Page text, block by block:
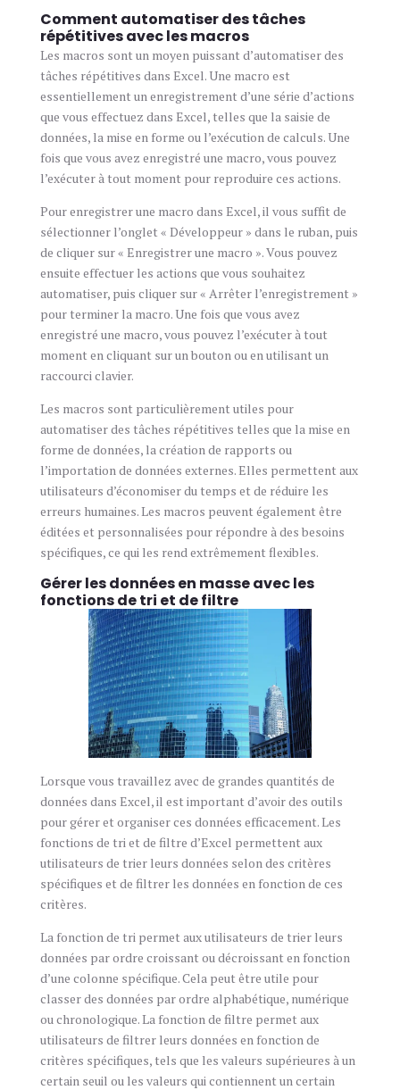
Comment automatiser des tâches
répétitives avec les macros
Les macros sont un moyen puissant d’automatiser des
tâches répétitives dans Excel. Une macro est
essentiellement un enregistrement d’une série d’actions
que vous effectuez dans Excel, telles que la saisie de
données, la mise en forme ou l’exécution de calculs. Une
fois que vous avez enregistré une macro, vous pouvez
l’exécuter à tout moment pour reproduire ces actions.
Pour enregistrer une macro dans Excel, il vous suffit de
sélectionner l’onglet « Développeur » dans le ruban, puis
de cliquer sur « Enregistrer une macro ». Vous pouvez
ensuite effectuer les actions que vous souhaitez
automatiser, puis cliquer sur « Arrêter l’enregistrement »
pour terminer la macro. Une fois que vous avez
enregistré une macro, vous pouvez l’exécuter à tout
moment en cliquant sur un bouton ou en utilisant un
raccourci clavier.
Les macros sont particulièrement utiles pour
automatiser des tâches répétitives telles que la mise en
forme de données, la création de rapports ou
l’importation de données externes. Elles permettent aux
utilisateurs d’économiser du temps et de réduire les
erreurs humaines. Les macros peuvent également être
éditées et personnalisées pour répondre à des besoins
spécifiques, ce qui les rend extrêmement flexibles.
Gérer les données en masse avec les
fonctions de tri et de filtre
Lorsque vous travaillez avec de grandes quantités de
données dans Excel, il est important d’avoir des outils
pour gérer et organiser ces données efficacement. Les
fonctions de tri et de filtre d’Excel permettent aux
utilisateurs de trier leurs données selon des critères
spécifiques et de filtrer les données en fonction de ces
critères.
La fonction de tri permet aux utilisateurs de trier leurs
données par ordre croissant ou décroissant en fonction
d’une colonne spécifique. Cela peut être utile pour
classer des données par ordre alphabétique, numérique
ou chronologique. La fonction de filtre permet aux
utilisateurs de filtrer leurs données en fonction de
critères spécifiques, tels que les valeurs supérieures à un
certain seuil ou les valeurs qui contiennent un certain